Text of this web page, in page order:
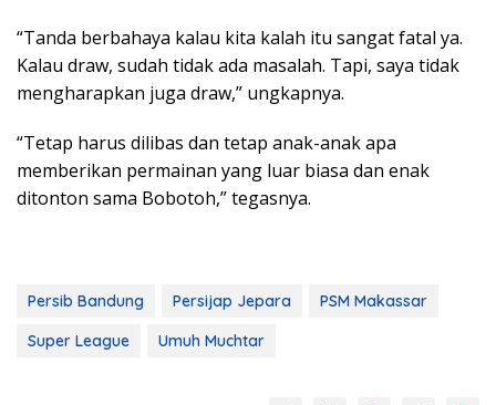
“Tanda berbahaya kalau kita kalah itu sangat fatal ya.
Kalau draw, sudah tidak ada masalah. Tapi, saya tidak
mengharapkan juga draw,” ungkapnya.
“Tetap harus dilibas dan tetap anak-anak apa
memberikan permainan yang luar biasa dan enak
ditonton sama Bobotoh,” tegasnya.
Persib Bandung Persijap Jepara
PSM Makassar
Super League
Umuh Muchtar